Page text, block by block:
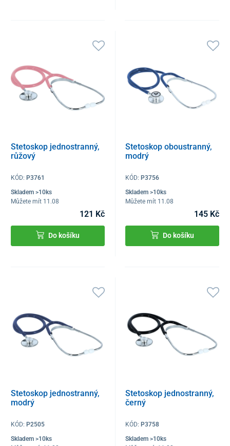
Stetoskop jednostranný,
růžový
KÓD: P3761
Skladem >10ks
Můžete mít 11.08
121 Kč
Do košíku
Stetoskop oboustranný,
modrý
KÓD:P3756
Skladem >10ks
Můžete mít 11.08
145 Kč
Do košíku
Stetoskop jednostranný,
modrý
KÓD: P2505
Skladem >10ks
Stetoskop jednostranný,
černý
KÓD:P3758
Skladem >10ks